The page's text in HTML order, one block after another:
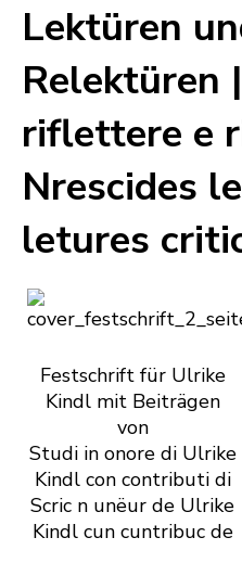
Lektüren
Relektüren
riflettere e
Nrescides
letures
Festschrift für Ulrike
Kindl mit Beiträgen
von
Studi in onore di Ulrike
Kindl con contributi di
Scric n unëur de Ulrike
Kindl cun cuntribuc de